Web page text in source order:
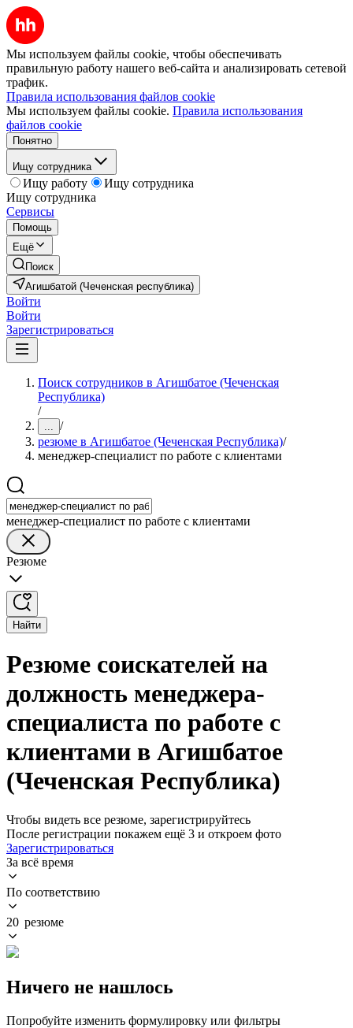
Мы используем файлы cookie, чтобы обеспечивать
правильную работу нашего веб-сайта и анализировать сетевой
трафик.
Правила использования файлов cookie
Мы используем файлы cookie. Правила использования
файлов cookie
Понятно
Ищу сотрудника
Ищу работу
Ищу сотрудника
Ищу сотрудника
Сервисы
Помощь
Ещё
Поиск
Агишбатой (Чеченская республика)
Войти
Войти
Зарегистрироваться
Поиск сотрудников в Агишбатое (Чеченская
Республика)
/
... /
резюме в Агишбатое (Чеченская Республика)/
менеджер-специалист по работе с клиентами
менеджер-специалист по работе с клиентами
Резюме
Найти
Резюме соискателей на
должность менеджера-
специалиста по работе с
клиентами в Агишбатое
(Чеченская Республика)
Чтобы видеть все резюме, зарегистрируйтесь
После регистрации покажем ещё 3 и откроем фото
Зарегистрироваться
За всё время
По соответствию
20 резюме
Ничего не нашлось
Попробуйте изменить формулировку или фильтры